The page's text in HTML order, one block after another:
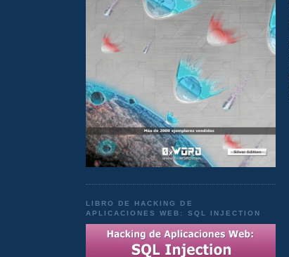
LIBRO DE HACKING DE
APLICACIONES WEB: SQL INJECTION